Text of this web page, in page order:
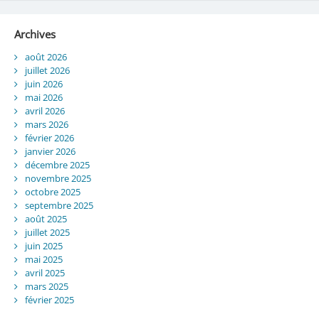
Archives
août 2026
juillet 2026
juin 2026
mai 2026
avril 2026
mars 2026
février 2026
janvier 2026
décembre 2025
novembre 2025
octobre 2025
septembre 2025
août 2025
juillet 2025
juin 2025
mai 2025
avril 2025
mars 2025
février 2025